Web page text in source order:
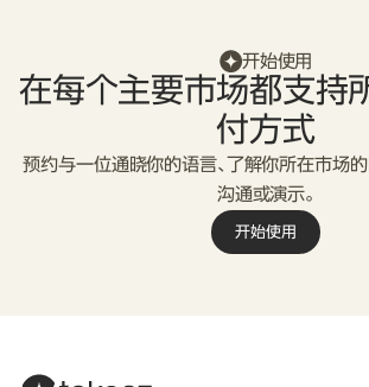
开始使用
在每个主要市场都支持
付方式
预约与一位通晓你的语言、了解你所在市场
沟通或演示。
开始使用